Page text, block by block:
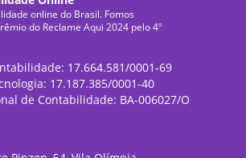
online do Brasil. Fomos
do Reclame Aqui 2024 pelo 4º
17.664.581/0001-69
17.187.385/0001-40
de Contabilidade: BA-006027/O